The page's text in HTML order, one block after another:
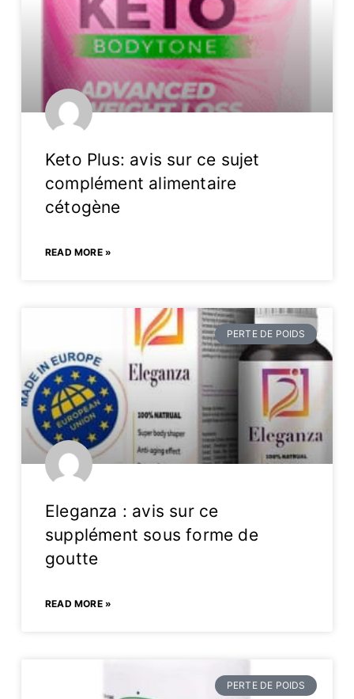
Keto Plus: avis sur ce sujet
complément alimentaire
cétogène
READ MORE »
PERTE DE POIDS
Eleganza : avis sur ce
supplément sous forme de
goutte
READ MORE »
PERTE DE POIDS